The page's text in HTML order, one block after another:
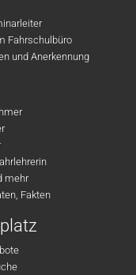
Fahrschulbüro
und Anerkennung
mehr
Fakten